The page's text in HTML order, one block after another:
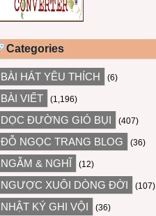
Categories
BÀI HÁT YÊU THÍCH (6)
BÀI VIẾT (1,196)
DỌC ĐƯỜNG GIÓ BỤI (407)
ĐỖ NGỌC TRANG BLOG (36)
NGẪM & NGHĨ (12)
NGƯỢC XUÔI DÒNG ĐỜI (107)
NHẬT KÝ GHI VỘI (36)